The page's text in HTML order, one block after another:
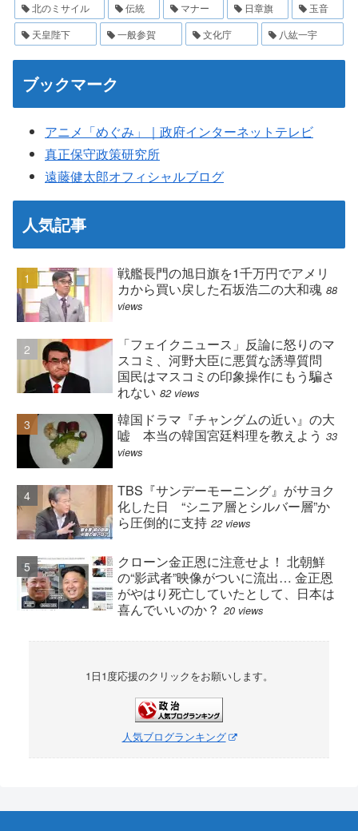
北のミサイル
伝統 マナー 日章旗
玉音
天皇陛下
一般参賀 文化庁 八紘一宇
ブックマーク
アニメ「めぐみ」｜政府インターネットテレビ
真正保守政策研究所
遠藤健太郎オフィシャルブログ
人気記事
戦艦長門の旭日旗を1千万円でアメリ
カから買い戻した石坂浩二の大和魂 88
views
「フェイクニュース」反論に怒りのマ
スコミ、河野大臣に悪質な誘導質問
国民はマスコミの印象操作にもう騙さ
れない 82 views
韓国ドラマ『チャングムの近い』の大
嘘 本当の韓国宮廷料理を教えよう 33
views
TBS『サンデーモーニング』がサヨク
化した日 “シニア層とシルバー層”か
ら圧倒的に支持 22 views
クローン金正恩に注意せよ！ 北朝鮮
の“影武者”映像がついに流出… 金正恩
がやはり死亡していたとして、日本は
喜んでいいのか？ 20 views
1日1度応援のクリックをお願いします。
人気ブログランキング